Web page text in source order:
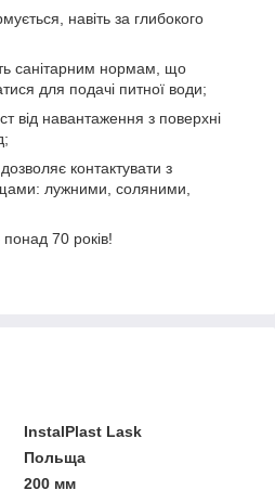
навіть за глибокого
санітарним нормам, що
для подачі питної води;
від навантаження з поверхні
контактувати з
лужними, соляними,
понад 70 років!
InstalPlast Lask
Польща
200 мм